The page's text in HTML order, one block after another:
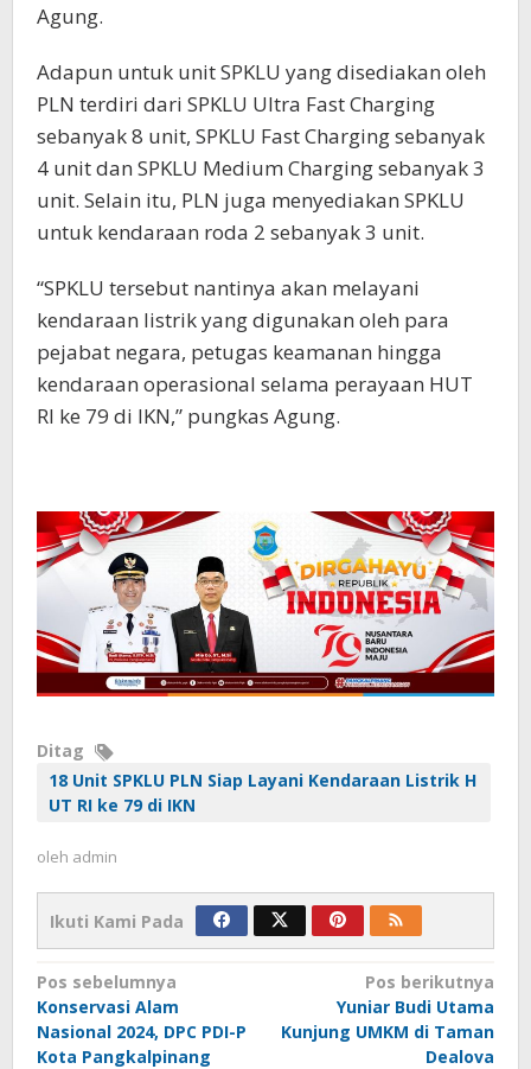
Agung.
Adapun untuk unit SPKLU yang disediakan oleh
PLN terdiri dari SPKLU Ultra Fast Charging
sebanyak 8 unit, SPKLU Fast Charging sebanyak
4 unit dan SPKLU Medium Charging sebanyak 3
unit. Selain itu, PLN juga menyediakan SPKLU
untuk kendaraan roda 2 sebanyak 3 unit.
“SPKLU tersebut nantinya akan melayani
kendaraan listrik yang digunakan oleh para
pejabat negara, petugas keamanan hingga
kendaraan operasional selama perayaan HUT
RI ke 79 di IKN,” pungkas Agung.
Ditag
18 Unit SPKLU PLN Siap Layani Kendaraan Listrik H
UT RI ke 79 di IKN
oleh admin
Ikuti Kami Pada
Navigasi
pos
Pos sebelumnya
Konservasi Alam
Nasional 2024, DPC PDI-P
Kota Pangkalpinang
Pos berikutnya
Yuniar Budi Utama
Kunjung UMKM di Taman
Dealova